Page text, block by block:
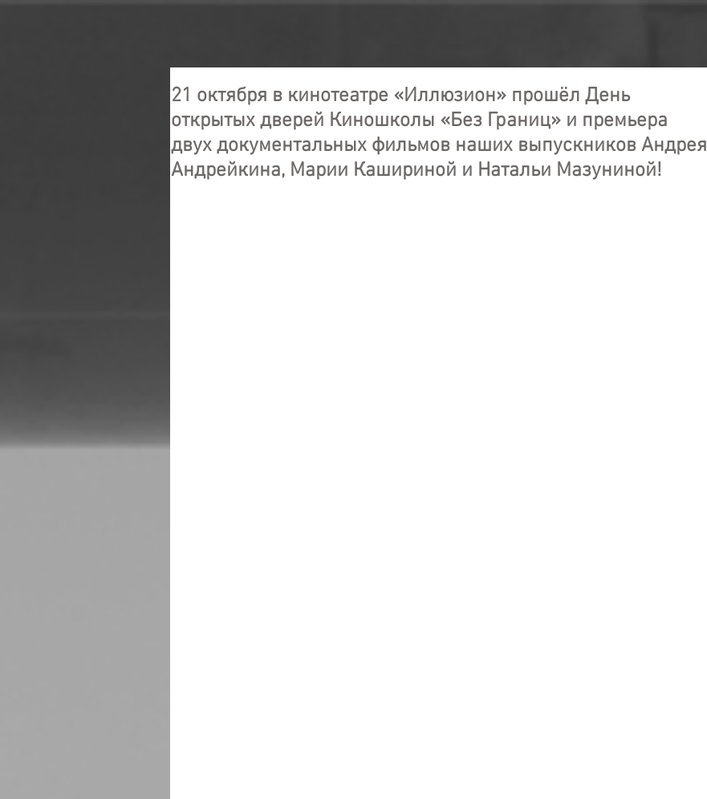
21 октября в кинотеатре «Иллюзион» прошёл День
открытых дверей Киношколы «Без Границ» и премьера
двух документальных фильмов наших выпускников Андрея
Андрейкина, Марии Кашириной и Натальи Мазуниной!